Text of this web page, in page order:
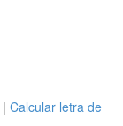
| Calcular letra de